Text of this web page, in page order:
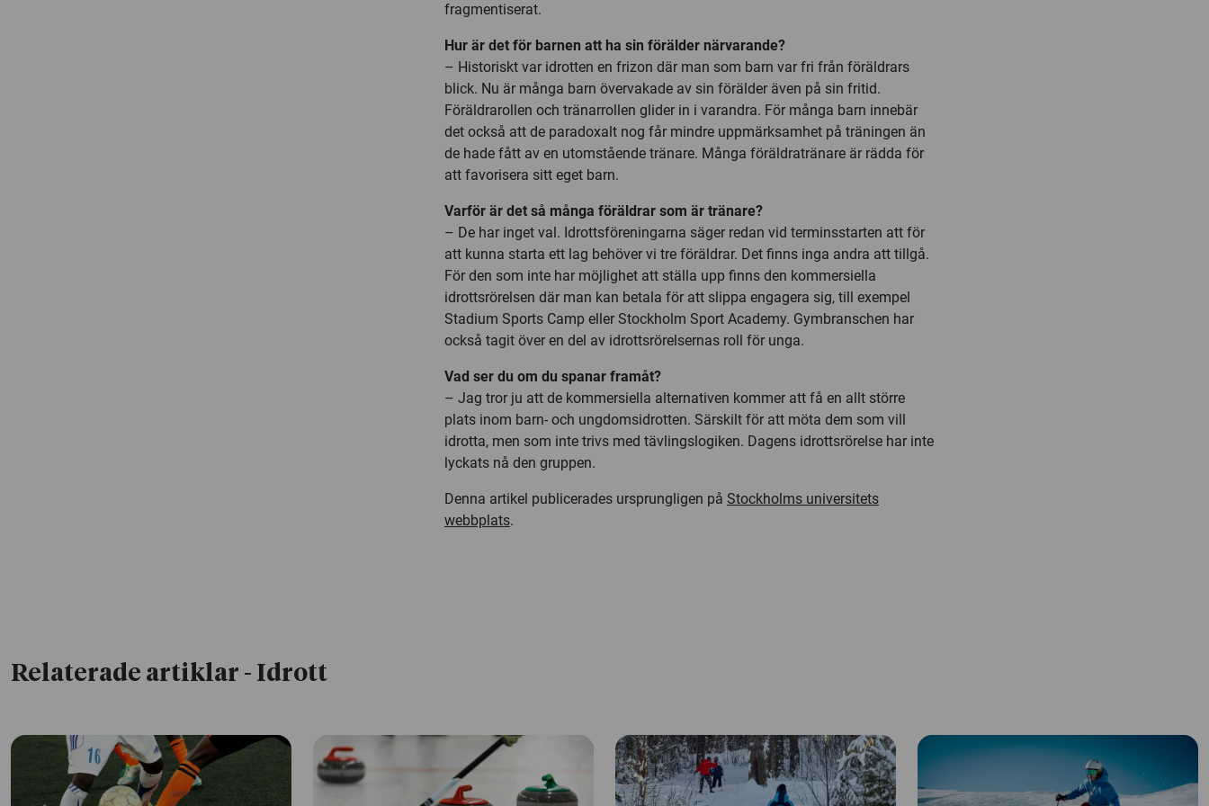
fragmentiserat.
Hur är det för barnen att ha sin förälder närvarande?
– Historiskt var idrotten en frizon där man som barn var fri från föräldrars
blick. Nu är många barn övervakade av sin förälder även på sin fritid.
Föräldrarollen och tränarrollen glider in i varandra. För många barn innebär
det också att de paradoxalt nog får mindre uppmärksamhet på träningen än
de hade fått av en utomstående tränare. Många föräldratränare är rädda för
att favorisera sitt eget barn.
Varför är det så många föräldrar som är tränare?
– De har inget val. Idrottsföreningarna säger redan vid terminsstarten att för
att kunna starta ett lag behöver vi tre föräldrar. Det finns inga andra att tillgå.
För den som inte har möjlighet att ställa upp finns den kommersiella
idrottsrörelsen där man kan betala för att slippa engagera sig, till exempel
Stadium Sports Camp eller Stockholm Sport Academy. Gymbranschen har
också tagit över en del av idrottsrörelsernas roll för unga.
Vad ser du om du spanar framåt?
– Jag tror ju att de kommersiella alternativen kommer att få en allt större
plats inom barn- och ungdomsidrotten. Särskilt för att möta dem som vill
idrotta, men som inte trivs med tävlingslogiken. Dagens idrottsrörelse har inte
lyckats nå den gruppen.
Denna artikel publicerades ursprungligen på Stockholms universitets
webbplats.
Relaterade artiklar - Idrott